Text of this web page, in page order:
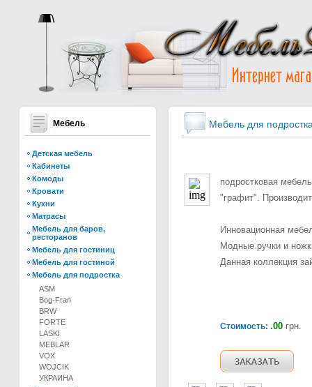
Мебель
Детская мебель
Кабинеты
Комоды
Кровати
Кухни
Матрасы
Мебель для баров,
ресторанов
Мебель для гостиниц
Мебель для гостиной
Мебель для подростка
ASM
Bog-Fran
BRW
FORTE
LASKI
MEBLAR
VOX
WOJCIK
УКРАИНА
Мебель для
подростковая
"графит".
Инновационная
Модные ручки и
Данная коллекция
Стоимость: .00 грн.